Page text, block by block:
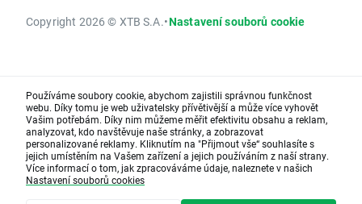
Copyright 2026 © XTB S.A.•Nastavení souborů cookie
Používáme soubory cookie, abychom zajistili správnou funkčnost
webu. Díky tomu je web uživatelsky přívětivější a může více vyhovět
Vašim potřebám. Díky nim můžeme měřit efektivitu obsahu a reklam,
analyzovat, kdo navštěvuje naše stránky, a zobrazovat
personalizované reklamy. Kliknutím na "Přijmout vše“ souhlasíte s
jejich umístěním na Vašem zařízení a jejich používáním z naší strany.
Více informací o tom, jak zpracováváme údaje, naleznete v našich
Nastavení souborů cookies